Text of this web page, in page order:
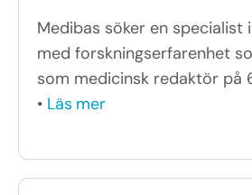
Medibas söker en specialist
med forskningserfarenhet
som medicinsk redaktör på
• Läs mer